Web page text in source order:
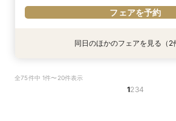
フェアを予約
特典あり
園ツアー＊特典あり♪
討の方/少人数会食プラン相
望できる空間のご案内＆ドレ
同日のほかのフェアを見る（2
全75件中 1件〜20件表示
1234